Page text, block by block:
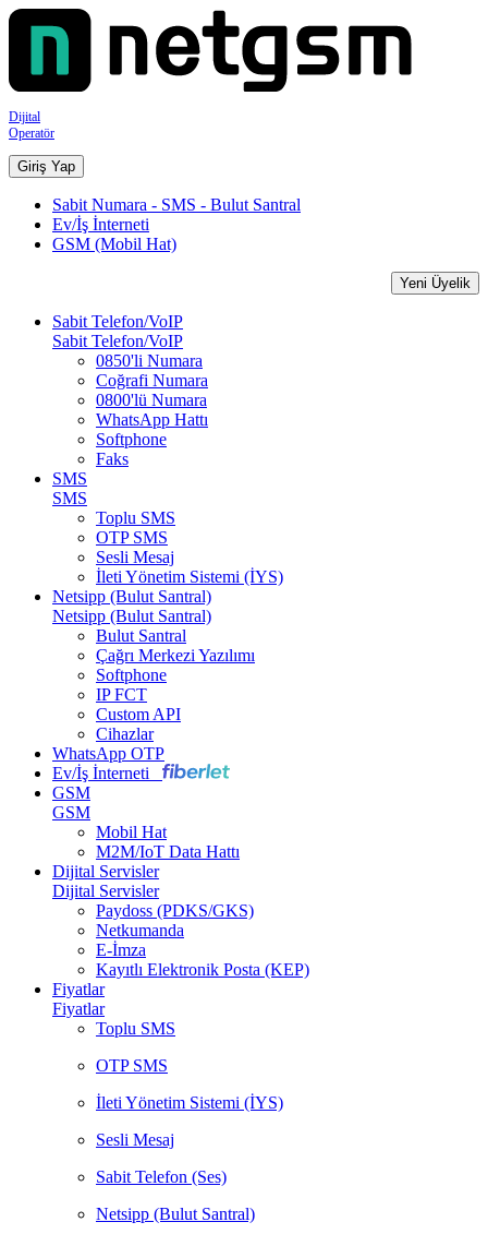
Dijital
Operatör
Giriş Yap
Sabit Numara - SMS - Bulut Santral
Ev/İş İnterneti
GSM (Mobil Hat)
Yeni Üyelik
Sabit Telefon/VoIP
Sabit Telefon/VoIP
0850'li Numara
Coğrafi Numara
0800'lü Numara
WhatsApp Hattı
Softphone
Faks
SMS
SMS
Toplu SMS
OTP SMS
Sesli Mesaj
İleti Yönetim Sistemi (İYS)
Netsipp (Bulut Santral)
Netsipp (Bulut Santral)
Bulut Santral
Çağrı Merkezi Yazılımı
Softphone
IP FCT
Custom API
Cihazlar
WhatsApp OTP
Ev/İş İnterneti
GSM
GSM
Mobil Hat
M2M/IoT Data Hattı
Dijital Servisler
Dijital Servisler
Paydoss (PDKS/GKS)
Netkumanda
E-İmza
Kayıtlı Elektronik Posta (KEP)
Fiyatlar
Fiyatlar
Toplu SMS
OTP SMS
İleti Yönetim Sistemi (İYS)
Sesli Mesaj
Sabit Telefon (Ses)
Netsipp (Bulut Santral)